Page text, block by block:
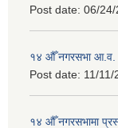
Post date: 06/
१४ औँ नगरसभा
Post date: 11/
१४ औँ नगरसभामा